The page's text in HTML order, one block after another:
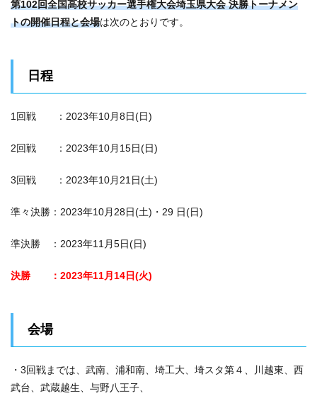
第102回全国高校サッカー選手権大会埼玉県大会 決勝トーナメン
トの開催日程と会場は次のとおりです。
日程
1回戦 ：2023年10月8日(日)
2回戦 ：2023年10月15日(日)
3回戦 ：2023年10月21日(土)
準々決勝：2023年10月28日(土)・29 日(日)
準決勝 ：2023年11月5日(日)
決勝 ：2023年11月14日(火)
会場
・3回戦までは、武南、浦和南、埼工大、埼スタ第４、川越東、西
武台、武蔵越生、与野八王子、